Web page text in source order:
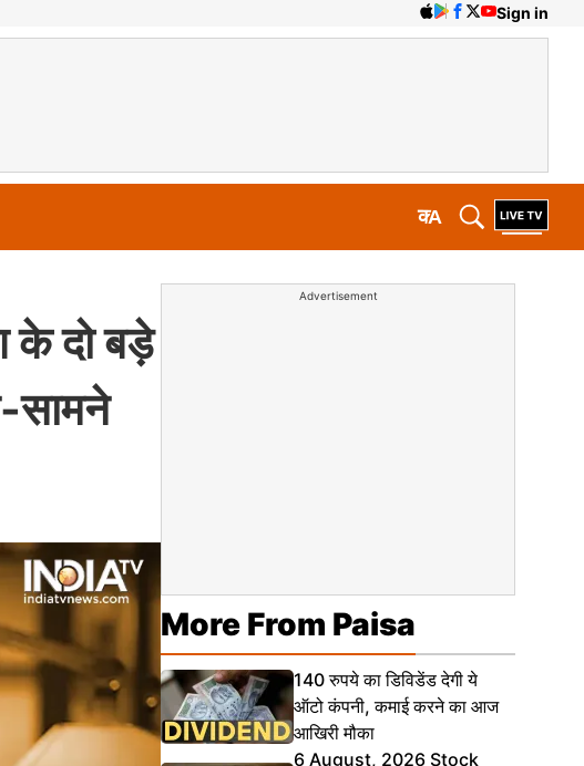
Sign in
A
क
दो बड़े
सामने
Advertisement
More From Paisa
140 रुपये का डिविडेंड देगी ये
ऑटो कंपनी, कमाई करने का आज
आखिरी मौका
6 August, 2026 Stock